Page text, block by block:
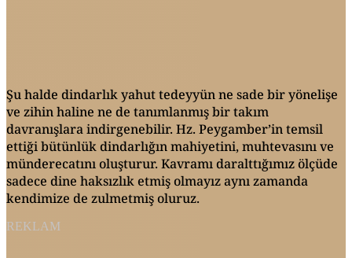
Şu halde dindarlık yahut tedeyyün ne sade bir yönelişe
ve zihin haline ne de tanımlanmış bir takım
davranışlara indirgenebilir. Hz. Peygamber’in temsil
ettiği bütünlük dindarlığın mahiyetini, muhtevasını ve
münderecatını oluşturur. Kavramı daralttığımız ölçüde
sadece dine haksızlık etmiş olmayız aynı zamanda
kendimize de zulmetmiş oluruz.
REKLAM